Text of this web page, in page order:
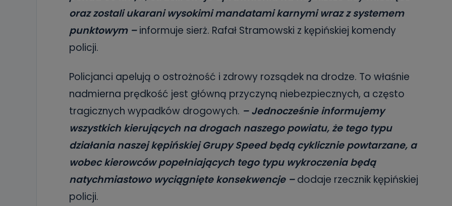
oraz zostali ukarani wysokimi mandatami karnymi wraz z systemem
punktowym – informuje sierż. Rafał Stramowski z kępińskiej komendy
policji.
Policjanci apelują o ostrożność i zdrowy rozsądek na drodze. To właśnie
nadmierna prędkość jest główną przyczyną niebezpiecznych, a często
tragicznych wypadków drogowych. – Jednocześnie informujemy
wszystkich kierujących na drogach naszego powiatu, że tego typu
działania naszej kępińskiej Grupy Speed będą cyklicznie powtarzane, a
wobec kierowców popełniających tego typu wykroczenia będą
natychmiastowo wyciągnięte konsekwencje –dodaje rzecznik kępińskiej
policji.